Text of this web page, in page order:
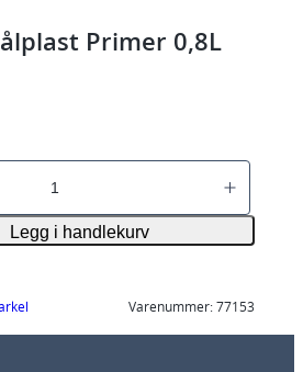
Primer 0,8L
Legg i handlekurv
Varenummer:77153